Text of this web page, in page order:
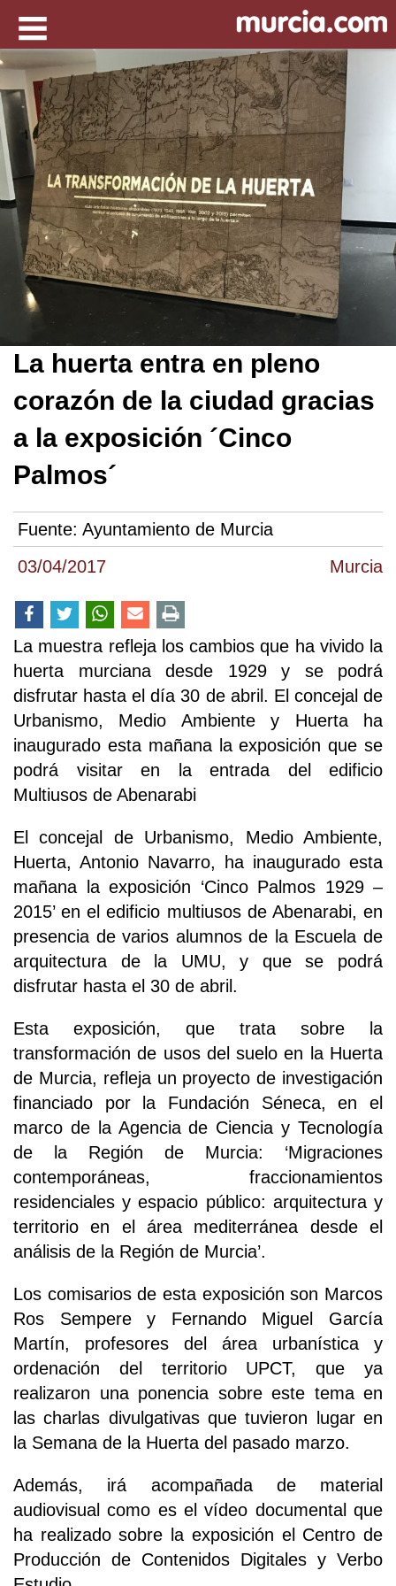
03/04/2017 Murcia
La huerta entra en pleno
corazón de la ciudad gracias
a la exposición ´Cinco
Palmos´
Fuente: Ayuntamiento de Murcia
La muestra refleja los cambios que ha vivido la
huerta murciana desde 1929 y se podrá
disfrutar hasta el día 30 de abril. El concejal de
Urbanismo, Medio Ambiente y Huerta ha
inaugurado esta mañana la exposición que se
podrá visitar en la entrada del edificio
Multiusos de Abenarabi
El concejal de Urbanismo, Medio Ambiente,
Huerta, Antonio Navarro, ha inaugurado esta
mañana la exposición ‘Cinco Palmos 1929 –
2015’ en el edificio multiusos de Abenarabi, en
presencia de varios alumnos de la Escuela de
arquitectura de la UMU, y que se podrá
disfrutar hasta el 30 de abril.
Esta exposición, que trata sobre la
transformación de usos del suelo en la Huerta
de Murcia, refleja un proyecto de investigación
financiado por la Fundación Séneca, en el
marco de la Agencia de Ciencia y Tecnología
de la Región de Murcia: ‘Migraciones
contemporáneas, fraccionamientos
residenciales y espacio público: arquitectura y
territorio en el área mediterránea desde el
análisis de la Región de Murcia’.
Los comisarios de esta exposición son Marcos
Ros Sempere y Fernando Miguel García
Martín, profesores del área urbanística y
ordenación del territorio UPCT, que ya
realizaron una ponencia sobre este tema en
las charlas divulgativas que tuvieron lugar en
la Semana de la Huerta del pasado marzo.
Además, irá acompañada de material
audiovisual como es el vídeo documental que
ha realizado sobre la exposición el Centro de
Producción de Contenidos Digitales y Verbo